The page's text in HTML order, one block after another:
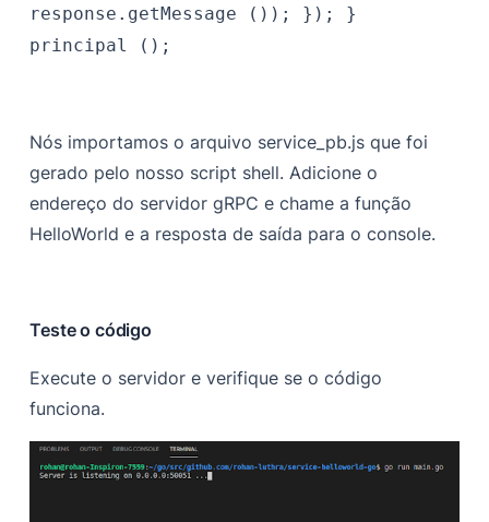
response.getMessage ()); }); }
principal ();
Nós importamos o arquivo service_pb.js que foi
gerado pelo nosso script shell. Adicione o
endereço do servidor gRPC e chame a função
HelloWorld e a resposta de saída para o console.
Teste o código
Execute o servidor e verifique se o código
funciona.